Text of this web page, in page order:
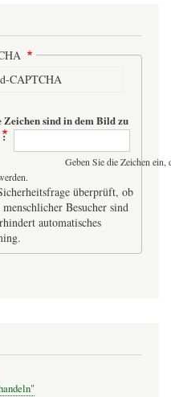
Zeichen sind in dem Bild zu
Geben Sie die Zeichen
überprüft, ob
Besucher sind
automatisches